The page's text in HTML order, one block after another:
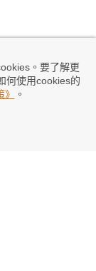
。要了解更
何使用cookies的
。